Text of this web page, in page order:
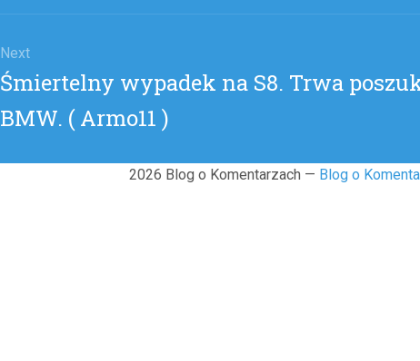
Next
Next
Śmiertelny wypadek na S8. Trwa
BMW. ( Armo11 )
2026 Blog o Komentarzach — Blog o